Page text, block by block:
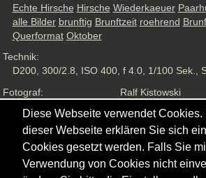
Echte Hirsche Hirsche Wiederkaeuer
alle Bilder brunftig Brunftzeit roehrend
Querformat Oktober
Technik:
D200, 300/2.8, ISO 400, f 4.0, 1/100 Sek.,
Fotograf:
Ralf Kistowski
Ansichten:
1930
Diese Webseite verwendet Cookies.
dieser Webseite erklären Sie sich
Cookies gesetzt werden. Falls Sie
Verwendung von Cookies nicht